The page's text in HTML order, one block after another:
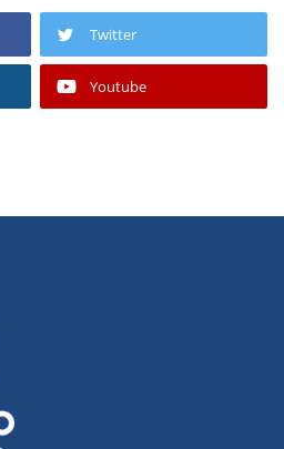
Twitter
Youtube